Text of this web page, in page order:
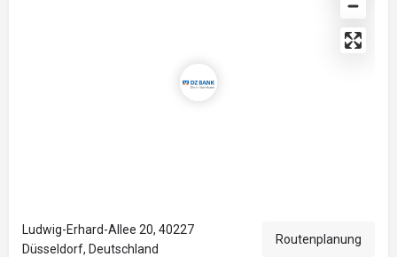
Ludwig-Erhard-Allee 20, 40227
Düsseldorf, Deutschland
Routenplanung